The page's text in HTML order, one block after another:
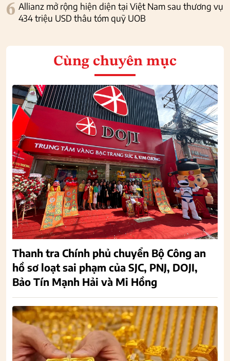
6 Allianz mở rộng hiện diện tại Việt Nam sau thương vụ
434 triệu USD thâu tóm quỹ UOB
Cùng chuyên mục
Thanh tra Chính phủ chuyển Bộ Công an
hồ sơ loạt sai phạm của SJC, PNJ, DOJI,
Bảo Tín Mạnh Hải và Mi Hồng